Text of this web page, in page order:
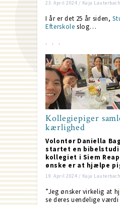
23. April 2024 / Kaja
I år er det 25 år siden,
Efterskole slog…
Kollegiepiger
kærlighed
Volontør Daniella
startet en
kollegiet i Siem
ønske er at hjælpe
19. April 2024 / Kaja
”Jeg ønsker virkelig at
se deres uendelige